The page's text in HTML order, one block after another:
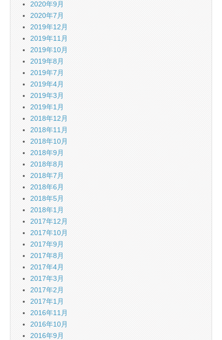
2020年9月
2020年7月
2019年12月
2019年11月
2019年10月
2019年8月
2019年7月
2019年4月
2019年3月
2019年1月
2018年12月
2018年11月
2018年10月
2018年9月
2018年8月
2018年7月
2018年6月
2018年5月
2018年1月
2017年12月
2017年10月
2017年9月
2017年8月
2017年4月
2017年3月
2017年2月
2017年1月
2016年11月
2016年10月
2016年9月